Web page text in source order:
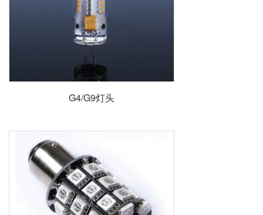
G4/G9灯头